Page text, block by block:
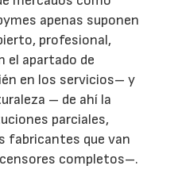
apenas suponen
profesional,
el apartado de
en los servicios– y
– de ahí la
parciales,
fabricantes que van
completos–.